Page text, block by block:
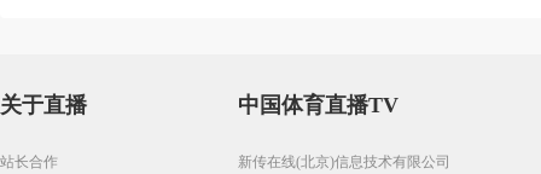
关于直播
站长合作
中国体育直播TV
新传在线(北京)信息技术有限公司